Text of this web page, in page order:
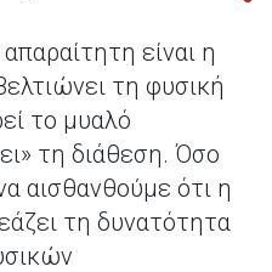
είναι η
τη φυσική
το μυαλό
τη διάθεση. Όσο
αισθανθούμε ότι η
τη δυνατότητα